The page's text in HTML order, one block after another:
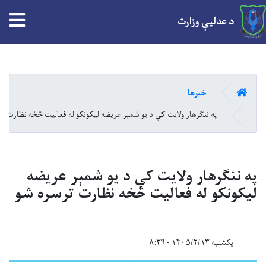
د عدلیې وزارت
کور
خبرها
په ننګرهار ولایت کې د یو شمېر عريضه ليکونکو له فعالیت څخه نظارت
په ننګرهار ولایت کې د یو شمېر عريضه
ليکونکو له فعالیت څخه نظارت ترسره شو
یکشنبه ۱۴۰۵/۲/۱۳ - ۸:۳۹